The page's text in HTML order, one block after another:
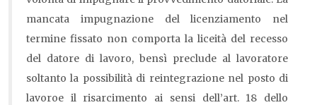
mancata impugnazione del licenziamento nel
termine fissato non comporta la liceità del recesso
del datore di lavoro, bensì preclude al lavoratore
soltanto la possibilità di reintegrazione nel posto di
lavoroe il risarcimento ai sensi dell’art. 18 dello